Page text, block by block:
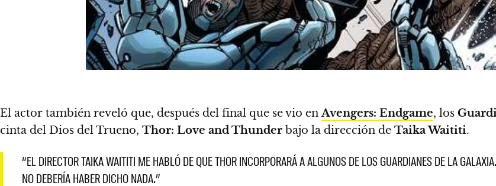
El actor también reveló que, después del final que se vio enAvengers: Endgame, los
cinta del Dios del Trueno, Thor: Love and Thunder bajo la dirección de Taika Waititi.
“EL DIRECTOR TAIKA WAITITI ME HABLÓ DE QUE THOR INCORPORARÁ A ALGUNOS DE LOS GUARDIANES DE LA
NO DEBERÍA HABER DICHO NADA.”